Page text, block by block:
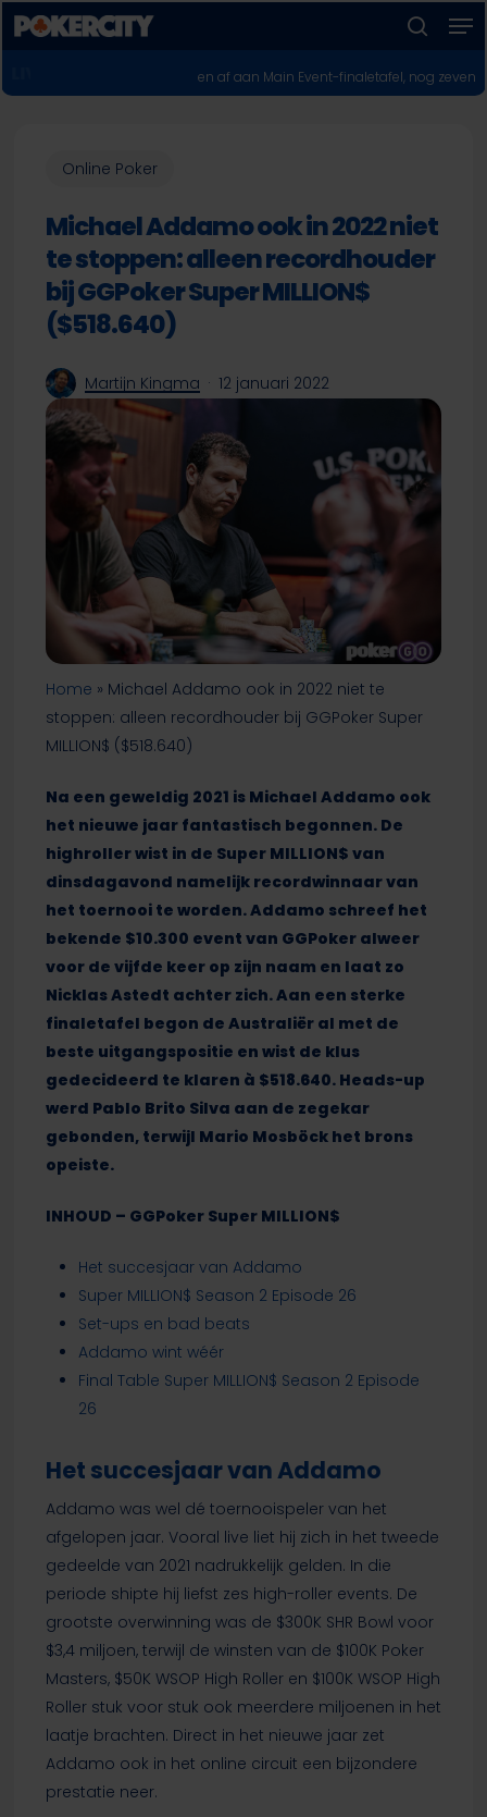
Skip
to
content
Europeanen vallen af aan Main Event-finaletafel, nog zeven kanshebbers
Online Poker
Michael Addamo ook in 2022 niet
te stoppen: alleen recordhouder
bij GGPoker Super MILLION$
($518.640)
Martijn Kingma 12 januari 2022
Home » Michael Addamo ook in 2022 niet te
stoppen: alleen recordhouder bij GGPoker Super
MILLION$ ($518.640)
Na een geweldig 2021 is Michael Addamo ook
het nieuwe jaar fantastisch begonnen. De
highroller wist in de Super MILLION$ van
dinsdagavond namelijk recordwinnaar van
het toernooi te worden. Addamo schreef het
bekende $10.300 event van GGPoker alweer
voor de vijfde keer op zijn naam en laat zo
Nicklas Astedt achter zich. Aan een sterke
finaletafel begon de Australiër al met de
beste uitgangspositie en wist de klus
gedecideerd te klaren à $518.640. Heads-up
werd Pablo Brito Silva aan de zegekar
gebonden, terwijl Mario Mosböck het brons
opeiste.
INHOUD – GGPoker Super MILLION$
Het succesjaar van Addamo
Super MILLION$ Season 2 Episode 26
Set-ups en bad beats
Addamo wint wéér
Final Table Super MILLION$ Season 2 Episode
26
Het succesjaar van Addamo
Addamo was wel dé toernooispeler van het
afgelopen jaar. Vooral live liet hij zich in het tweede
gedeelde van 2021 nadrukkelijk gelden. In die
periode shipte hij liefst zes high-roller events. De
grootste overwinning was de $300K SHR Bowl voor
$3,4 miljoen, terwijl de winsten van de $100K Poker
Masters, $50K WSOP High Roller en $100K WSOP High
Roller stuk voor stuk ook meerdere miljoenen in het
laatje brachten. Direct in het nieuwe jaar zet
Addamo ook in het online circuit een bijzondere
prestatie neer.
sluiten